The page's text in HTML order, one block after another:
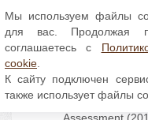
House, 2003. -
Roudik GA
time [electronic
www.csrni.ru/
The Programme
Мы используем файлы
для вас. Продолжая
соглашаетесь с
cookie
К сайту подключен
также использует файлы